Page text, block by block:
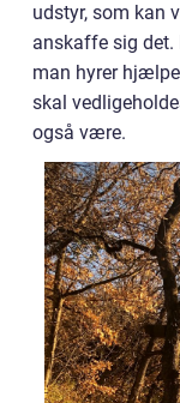
udstyr, som kan
anskaffe sig det.
man hyrer
skal
også være.